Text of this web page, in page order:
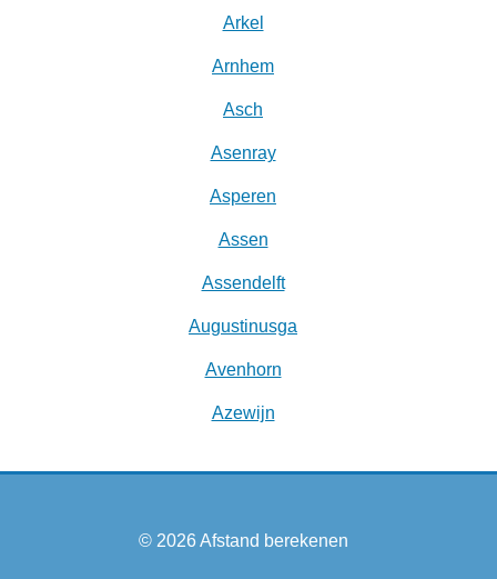
Arkel
Arnhem
Asch
Asenray
Asperen
Assen
Assendelft
Augustinusga
Avenhorn
Azewijn
© 2026Afstand berekenen